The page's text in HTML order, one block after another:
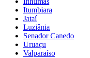
Itumbiara
Jataí
Luziânia
Senador Canedo
Uruaçu
Valparaíso